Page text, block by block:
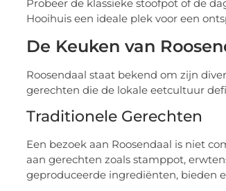
Probeer de klassieke stoofpot of de
Hooihuis een ideale plek voor een
De Keuken van
Roosendaal staat bekend om zijn
gerechten die de lokale eetcultuur
Traditionele Gerechten
Een bezoek aan Roosendaal is niet
aan gerechten zoals stamppot,
geproduceerde ingrediënten, bieden